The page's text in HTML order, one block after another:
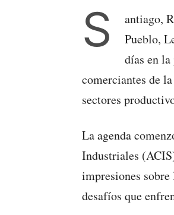
S
antiago,
Pueblo,
días en
comerciantes de
sectores
La agenda
Industriales
impresiones
desafíos que